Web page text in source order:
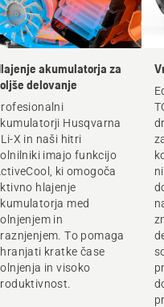
akumulatorja za
delovanje
Husqvarna
X in naši hitri
imajo funkcijo
ki omogoča
hlajenje
med
in
To pomaga
kratke čase
in visoko